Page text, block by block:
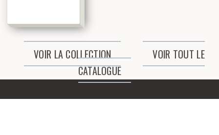
VOIR LA COLLECTION
VOIR TOUT LE
CATALOGUE